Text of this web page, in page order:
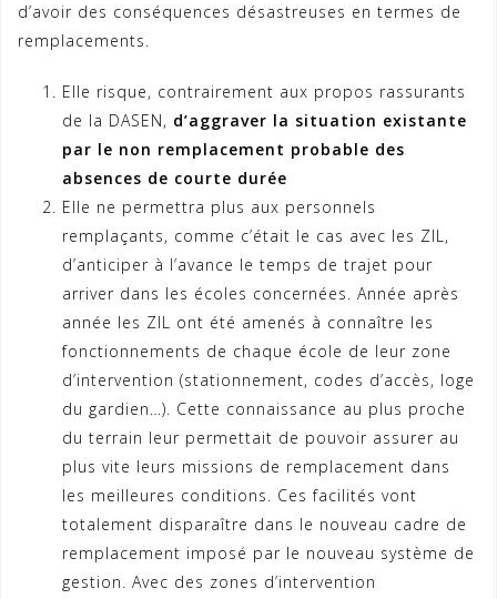
d’avoir des conséquences désastreuses en termes de
remplacements.
Elle risque, contrairement aux propos rassurants
de la DASEN, d’aggraver la situation existante
par le non remplacement probable des
absences de courte durée
Elle ne permettra plus aux personnels
remplaçants, comme c’était le cas avec les ZIL,
d’anticiper à l’avance le temps de trajet pour
arriver dans les écoles concernées. Année après
année les ZIL ont été amenés à connaître les
fonctionnements de chaque école de leur zone
d’intervention (stationnement, codes d’accès, loge
du gardien…). Cette connaissance au plus proche
du terrain leur permettait de pouvoir assurer au
plus vite leurs missions de remplacement dans
les meilleures conditions. Ces facilités vont
totalement disparaître dans le nouveau cadre de
remplacement imposé par le nouveau système de
gestion. Avec des zones d’intervention